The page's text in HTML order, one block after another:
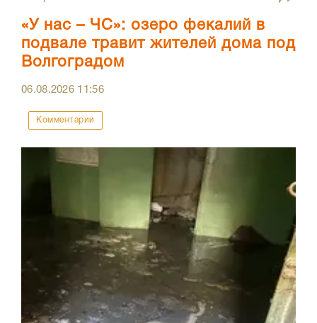
«У нас – ЧС»: озеро фекалий в
подвале травит жителей дома под
Волгоградом
06.08.2026 11:56
Комментарии